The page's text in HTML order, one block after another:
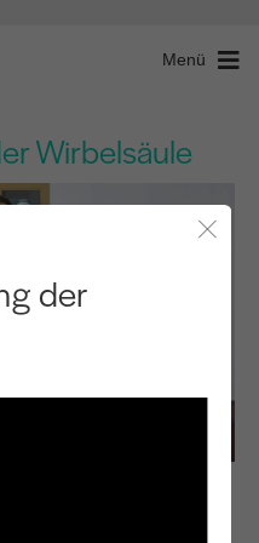
Menü
Wirbelsäule
der